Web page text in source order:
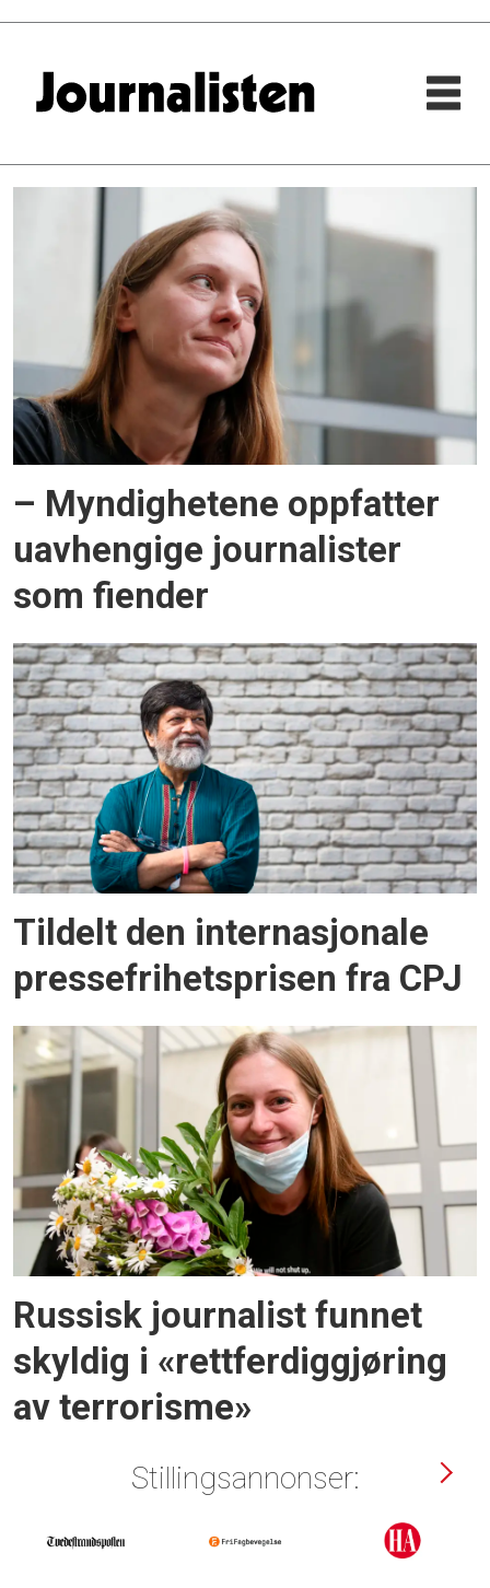
svetlana
prokopjeva
– Myndighetene oppfatter
uavhengige journalister
som fiender
Tildelt den internasjonale
pressefrihetsprisen fra CPJ
Russisk journalist funnet
skyldig i «rettferdiggjøring
av terrorisme»
Stillingsannonser: